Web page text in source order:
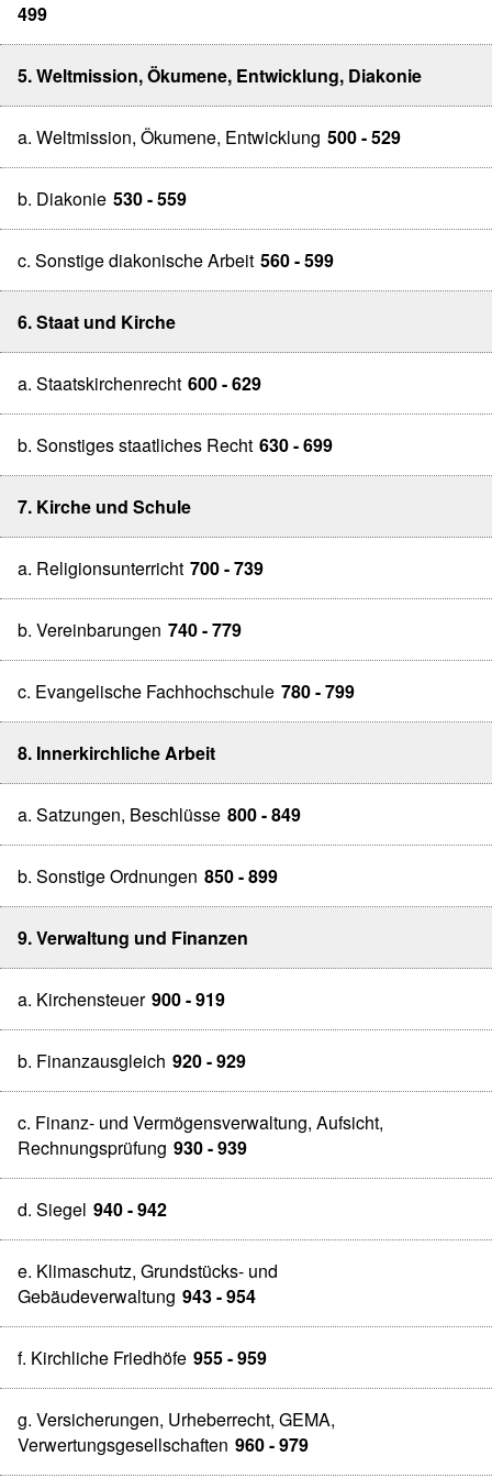
499
5. Weltmission, Ökumene, Entwicklung, Diakonie
a. Weltmission, Ökumene, Entwicklung 500 - 529
b. Diakonie 530 - 559
c. Sonstige diakonische Arbeit 560 - 599
6. Staat und Kirche
a. Staatskirchenrecht 600 - 629
b. Sonstiges staatliches Recht 630 - 699
7. Kirche und Schule
a. Religionsunterricht 700 - 739
b. Vereinbarungen 740 - 779
c. Evangelische Fachhochschule 780 - 799
8. Innerkirchliche Arbeit
a. Satzungen, Beschlüsse 800 - 849
b. Sonstige Ordnungen 850 - 899
9. Verwaltung und Finanzen
a. Kirchensteuer 900 - 919
b. Finanzausgleich 920 - 929
c. Finanz- und Vermögensverwaltung, Aufsicht,
Rechnungsprüfung 930 - 939
d. Siegel 940 - 942
e. Klimaschutz, Grundstücks- und
Gebäudeverwaltung 943 - 954
f. Kirchliche Friedhöfe 955 - 959
g. Versicherungen, Urheberrecht, GEMA,
Verwertungsgesellschaften 960 - 979